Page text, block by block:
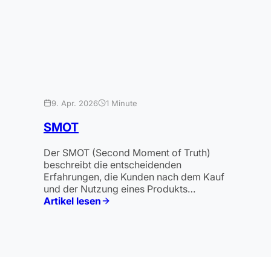
9. Apr. 2026 1 Minute
SMOT
Der SMOT (Second Moment of Truth)
beschreibt die entscheidenden
Erfahrungen, die Kunden nach dem Kauf
und der Nutzung eines Produkts…
Artikel lesen
: